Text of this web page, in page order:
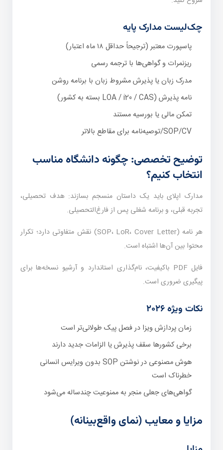
چک‌لیست مدارک پایه
پاسپورت معتبر (ترجیحاً حداقل ۱۸ ماه اعتبار)
ریزنمرات و گواهی‌ها با ترجمه رسمی
مدرک زبان یا پذیرش مشروط زبان با برنامه روشن
نامه پذیرش (LOA / i20 / CAS بسته به کشور)
تمکن مالی یا بورسیه مستند
SOP/CV/توصیه‌نامه برای مقاطع بالاتر
توضیح تخصصی: چگونه دانشگاه مناسب
انتخاب کنیم؟
مدارک اپلای باید یک داستان منسجم بسازند: هدف تحصیلی،
تجربه قبلی، و برنامه شغلی پس از فارغ‌التحصیلی.
هر نامه (SOP، LoR، Cover Letter) نقش متفاوتی دارد؛ تکرار
محتوا بین آن‌ها اشتباه است.
فایل PDF باکیفیت، نام‌گذاری استاندارد و آرشیو نسخه‌ها برای
پیگیری ضروری است.
نکات ویژه ۲۰۲۶
زمان پردازش ویزا در فصل پیک طولانی‌تر است
برخی کشورها سقف پذیرش یا الزامات جدید دارند
هوش مصنوعی در نوشتن SOP بدون ویرایس انسانی
خطرناک است
گواهی‌های جعلی منجر به ممنوعیت چندساله می‌شود
مزایا و معایب (نمای واقع‌بینانه)